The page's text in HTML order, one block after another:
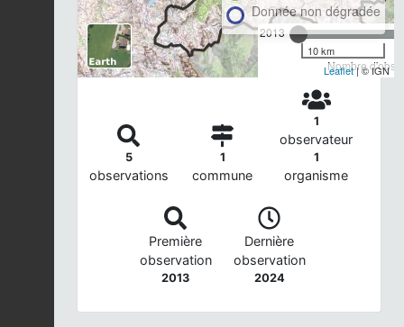
2013
Nombre
Donnée non dégradée
10 km
Leaflet| © IGN
5
observations
1
commune
1
observateur
1
organisme
Première
observation
2013
Dernière
observation
2024